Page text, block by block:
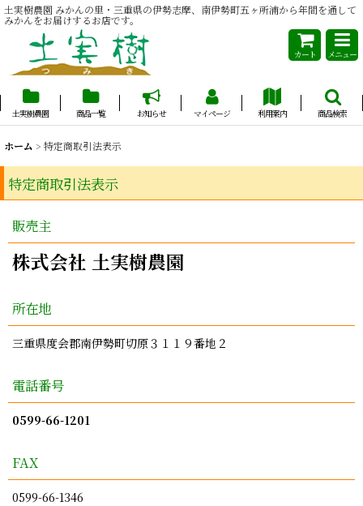
土実樹農園 みかんの里・三重県の伊勢志摩、南伊勢町五ヶ所浦から年間を通して
みかんをお届けするお店です。
カート メニュー
土実樹農園 商品一覧 お知らせ マイページ 利用案内 商品検索
ホーム > 特定商取引法表示
特定商取引法表示
販売主
株式会社 土実樹農園
所在地
三重県度会郡南伊勢町切原３１１９番地２
電話番号
0599-66-1201
FAX
0599-66-1346